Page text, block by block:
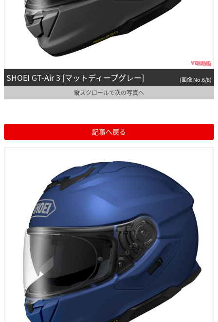
SHOEI GT-Air 3 [マットディープグレー] (画像 No.6/8)
縦スクロールで次の写真へ
記事へ戻る